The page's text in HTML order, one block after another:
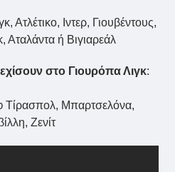
Ατλέτικο, Ιντερ, Γιουβέντους,
ή Βιγιαρεάλ
στο Γιουρόπα Λιγκ:
Τίρασπολ, Μπαρτσελόνα,
Ζενίτ